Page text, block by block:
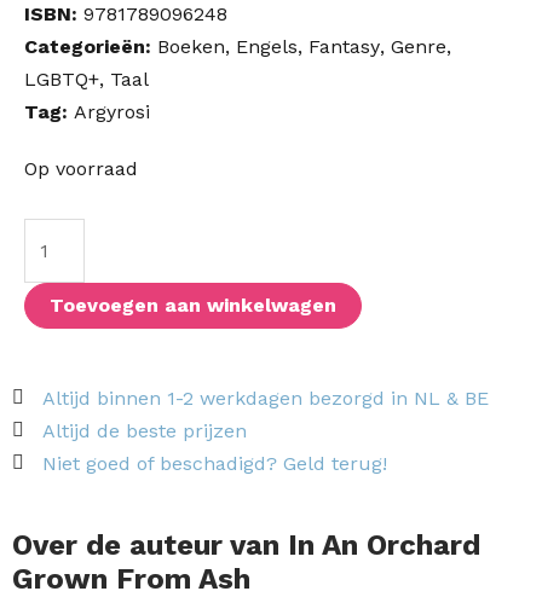
ISBN: 9781789096248
Categorieën: Boeken, Engels, Fantasy, Genre,
LGBTQ+, Taal
Tag: Argyrosi
Op voorraad
In
Grown
From
Ash
Toevoegen aan winkelwagen
Altijd binnen 1-2 werkdagen bezorgd in NL & BE
Altijd de beste prijzen
Niet goed of beschadigd? Geld terug!
Over de auteur van In An Orchard
Grown From Ash